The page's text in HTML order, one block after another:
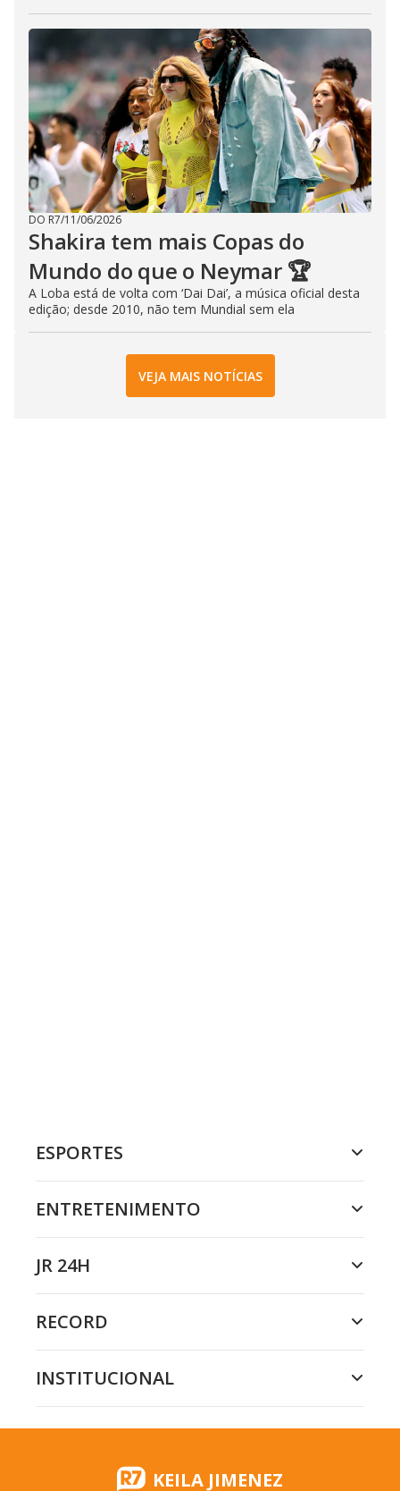
DO R7/11/06/2026
Shakira tem mais Copas do
Mundo do que o Neymar 🏆
A Loba está de volta com ‘Dai Dai’, a música oficial desta
edição; desde 2010, não tem Mundial sem ela
VEJA MAIS NOTÍCIAS
ESPORTES
ENTRETENIMENTO
JR 24H
RECORD
INSTITUCIONAL
KEILA JIMENEZ